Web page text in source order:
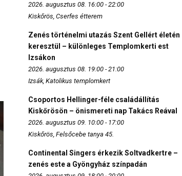
2026. augusztus 08. 16:00 - 22:00
Kiskőrös, Cserfes étterem
Zenés történelmi utazás Szent Gellért életén
keresztül – különleges Templomkerti est
Izsákon
2026. augusztus 08. 19:00 - 21:00
Izsák, Katolikus templomkert
Csoportos Hellinger-féle családállítás
Kiskőrösön – önismereti nap Takács Reával
2026. augusztus 09. 10:00 - 17:00
Kiskőrös, Felsőcebe tanya 45.
Continental Singers érkezik Soltvadkertre –
zenés este a Gyöngyház színpadán